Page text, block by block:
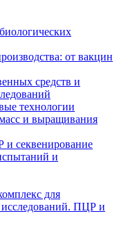
от вакцин
средств и
технологии
и выращивания
секвенирование
и
для
исследований. ПЦР и